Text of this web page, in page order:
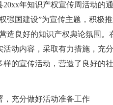
年知识产权宣传周活动的
强国建设”为宣传主题，积极推
造良好的知识产权舆论氛围。
动内容，采取有力措施，充
的宣传活动，营造了良好的
充分做好活动准备工作